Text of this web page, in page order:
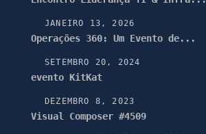
JANEIRO 13, 2026
Operações 360: Um Evento de...
SETEMBRO 20, 2024
evento KitKat
DEZEMBRO 8, 2023
Visual Composer #4509